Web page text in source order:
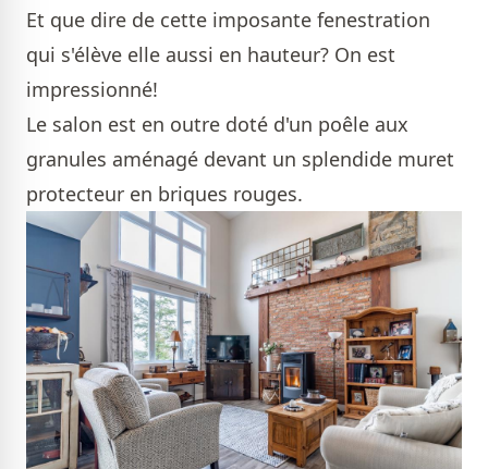
Et que dire de cette imposante fenestration
qui s'élève elle aussi en hauteur? On est
impressionné!
Le salon est en outre doté d'un poêle aux
granules aménagé devant un splendide muret
protecteur en briques rouges.